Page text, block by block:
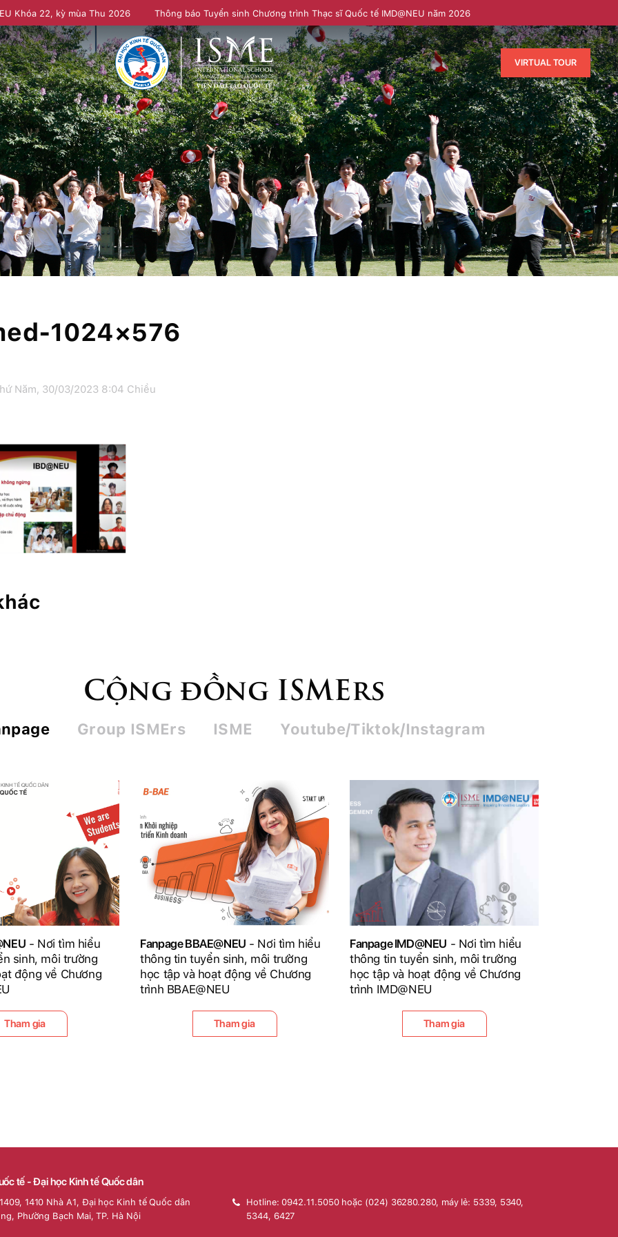
Khóa 22, kỳ mùa Thu 2026 Thông báo Tuyển sinh Chương trình Thạc sĩ Quốc tế IMD@NEU năm 2026
VIRTUAL TOUR
1024×576
Năm, 30/03/2023 8:04 Chiều
Cộng đồng ISMErs
Group ISMErs ISME Youtube/Tiktok/Instagram
- Nơi tìm hiểu
sinh, môi trường
động về Chương
Tham gia
Fanpage BBAE@NEU - Nơi tìm hiểu
thông tin tuyển sinh, môi trường
học tập và hoạt động về Chương
trình BBAE@NEU
Tham gia
Fanpage IMD@NEU - Nơi tìm hiểu
thông tin tuyển sinh, môi trường
học tập và hoạt động về Chương
trình IMD@NEU
Tham gia
tế - Đại học Kinh tế Quốc dân
1410 Nhà A1, Đại học Kinh tế Quốc dân
Phường Bạch Mai, TP. Hà Nội
Hotline: 0942.11.5050 hoặc (024) 36280.280, máy lẻ: 5339, 5340,
5344, 6427